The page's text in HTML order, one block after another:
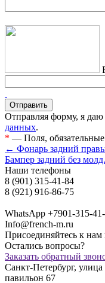
Отправляя форму, я даю
данных.
* — Поля,
← Фонарь задний
Бампер задний без
Наши телефоны
8 (901) 315-41-84
8 (921) 916-86-75
WhatsApp +7901-315-
Info@french-m.ru
Присоединяйтесь к нам
Остались вопросы?
Заказать обратный
Санкт-Петербург,
павильон 67